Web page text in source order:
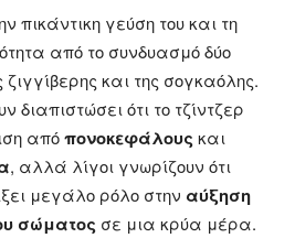
πικάντικη γεύση του και τη
από το συνδυασμό δύο
και της σογκαόλης.
διαπιστώσει ότι το τζίντζερ
απόπονοκεφάλους και
, αλλά λίγοι γνωρίζουν ότι
μεγάλο ρόλο στην αύξηση
σώματος σε μια κρύα μέρα.